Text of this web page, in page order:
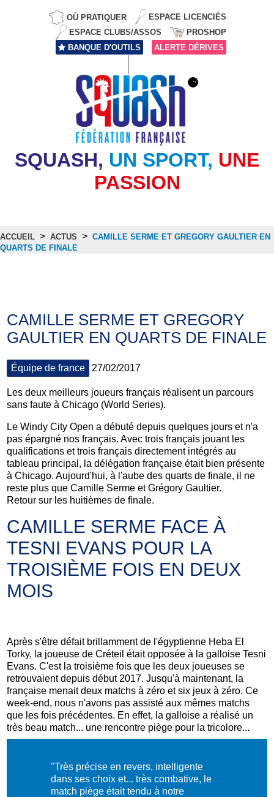
OÙ PRATIQUER
ESPACE LICENCIÉS
ESPACE CLUBS/ASSOS
PROSHOP
BANQUE D'OUTILS
ALERTE DÉRIVES
SQUASH, UN SPORT, UNE
PASSION
ACCUEIL > ACTUS > CAMILLE SERME ET GREGORY GAULTIER EN
QUARTS DE FINALE
CAMILLE SERME ET GREGORY
GAULTIER EN QUARTS DE FINALE
Équipe de france 27/02/2017
Les deux meilleurs joueurs français réalisent un parcours
sans faute à Chicago (World Series).
Le Windy City Open a débuté depuis quelques jours et n'a
pas épargné nos français. Avec trois français jouant les
qualifications et trois français directement intégrés au
tableau principal, la délégation française était bien présente
à Chicago. Aujourd'hui, à l'aube des quarts de finale, il ne
reste plus que Camille Serme et Grégory Gaultier.
Retour sur les huitièmes de finale.
CAMILLE SERME FACE À
TESNI EVANS POUR LA
TROISIÈME FOIS EN DEUX
MOIS
Après s'être défait brillammentde l'égyptienne Heba El
Torky, la joueuse de Créteil était opposée à la galloise Tesni
Evans. C'est la troisième fois que les deux joueuses se
retrouvaient depuis début 2017. Jusqu'à maintenant, la
française menait deux matchs à zéro et six jeux à zéro. Ce
week-end, nous n'avons pas assisté aux mêmes matchs
que les fois précédentes. En effet, la galloise a réalisé un
très beau match... une rencontre piège pour la tricolore...
"Très précise en revers, intelligente
dans ses choix et... très combative, le
match piège était tendu à notre